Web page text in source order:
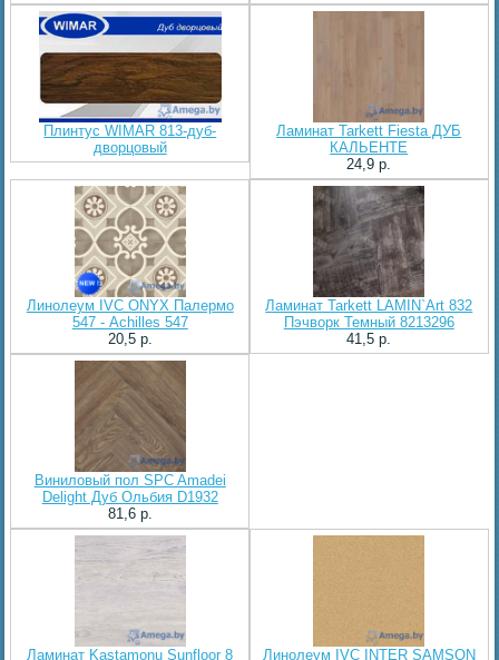
Плинтус WIMAR 813-дуб-
дворцовый
Ламинат Tarkett Fiesta ДУБ
КАЛЬЕНТЕ
24,9 p.
Линолеум IVC ONYX Палермо
547 - Achilles 547
20,5 p.
Ламинат Tarkett LAMIN`Art 832
Пэчворк Темный 8213296
41,5 p.
Виниловый пол SPC Amadei
Delight Дуб Ольбия D1932
81,6 p.
Ламинат Kastamonu Sunfloor 8 Линолеум IVC INTER SAMSON